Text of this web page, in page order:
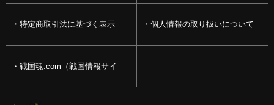
特定商取引法に基づく表示 個人情報の取り扱いについて
戦国魂.com（戦国情報サイ